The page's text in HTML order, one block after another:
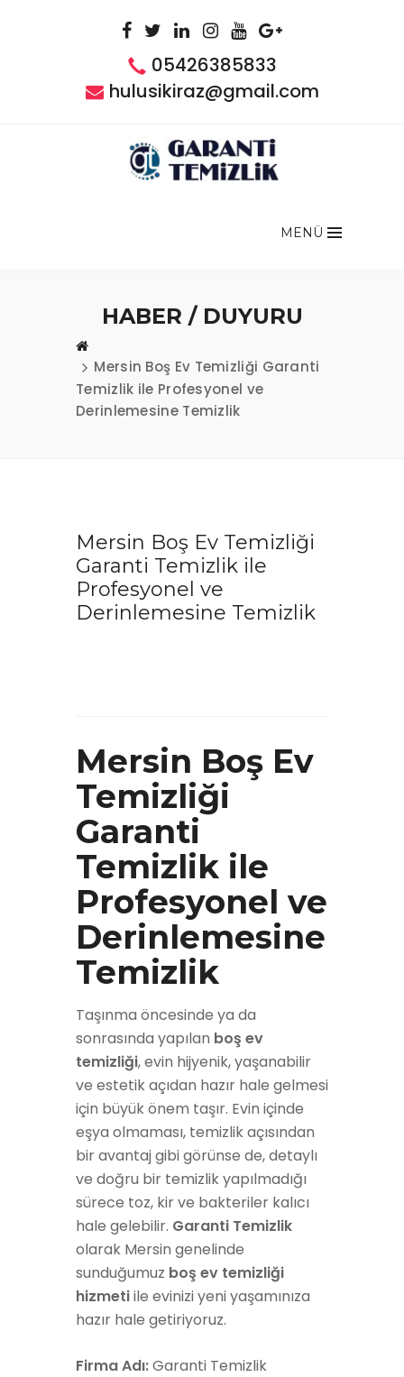
05426385833
hulusikiraz@gmail.com
MENÜ
HABER / DUYURU
Mersin Boş Ev Temizliği Garanti
Temizlik ile Profesyonel ve
Derinlemesine Temizlik
Mersin Boş Ev Temizliği
Garanti Temizlik ile
Profesyonel ve
Derinlemesine Temizlik
Mersin Boş Ev
Temizliği
Garanti
Temizlik ile
Profesyonel ve
Derinlemesine
Temizlik
Taşınma öncesinde ya da
sonrasında yapılan boş ev
temizliği, evin hijyenik, yaşanabilir
ve estetik açıdan hazır hale gelmesi
için büyük önem taşır. Evin içinde
eşya olmaması, temizlik açısından
bir avantaj gibi görünse de, detaylı
ve doğru bir temizlik yapılmadığı
sürece toz, kir ve bakteriler kalıcı
hale gelebilir. Garanti Temizlik
olarak Mersin genelinde
sunduğumuz boş ev temizliği
hizmetiile evinizi yeni yaşamınıza
hazır hale getiriyoruz.
Firma Adı:Garanti Temizlik